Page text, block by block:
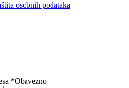
osobnih podataka
*Obavezno